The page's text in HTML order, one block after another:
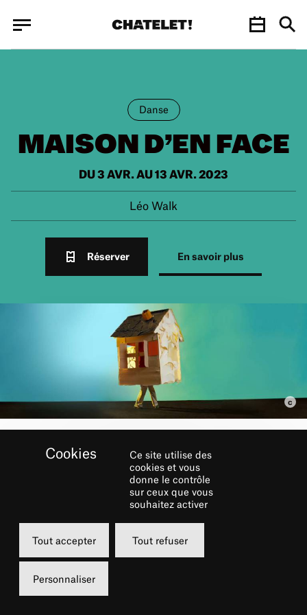
Danse
MAISON D’EN FACE
DU 3 AVR. AU 13 AVR. 2023
Léo Walk
Réserver En savoir plus
RÉSERVER
03 avril 2023
20h00
Grande Salle
de 16 à 50 €
Jeudi
06 avril 2023
Ce site utilise des
cookies et vous
donne le contrôle
sur ceux que vous
souhaitez activer
Tout accepter Tout refuser
Personnaliser